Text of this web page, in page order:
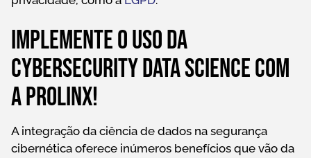
Implemente o uso da
Cybersecurity Data Science com
a Prolinx!
A integração da ciência de dados na segurança
cibernética oferece inúmeros benefícios que vão da